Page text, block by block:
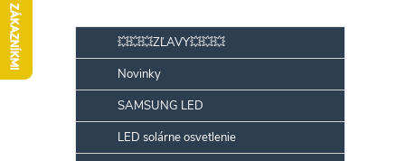
o
č
n
Preskočiť
kategórie💥💥💥ZĽAVY💥💥💥
Novinky
SAMSUNG LED
LED solárne osvetlenie